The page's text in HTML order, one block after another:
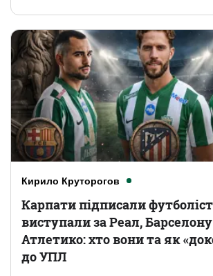
Кирило Круторогов
Карпати підписали
виступали за Реал,
Атлетико: хто вони та як
до УПЛ